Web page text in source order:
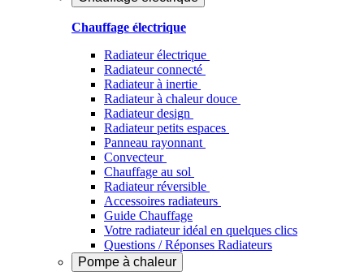
Chauffage électrique
Radiateur électrique
Radiateur connecté
Radiateur à inertie
Radiateur à chaleur douce
Radiateur design
Radiateur petits espaces
Panneau rayonnant
Convecteur
Chauffage au sol
Radiateur réversible
Accessoires radiateurs
Guide Chauffage
Votre radiateur idéal en quelques clics
Questions / Réponses Radiateurs
Pompe à chaleur